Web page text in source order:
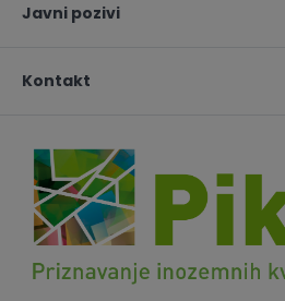
Javni pozivi
Kontakt